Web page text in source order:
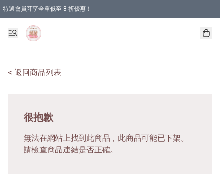
特選會員可享全單低至 8 折優惠！
< 返回商品列表
很抱歉
無法在網站上找到此商品，此商品可能已下架。
請檢查商品連結是否正確。